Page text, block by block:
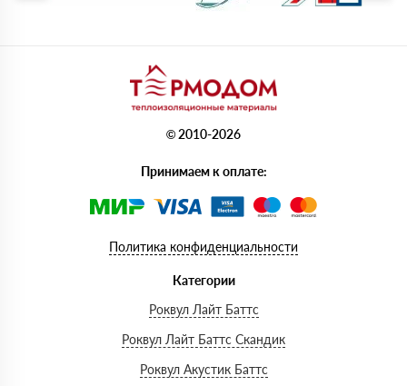
© 2010-2026
Принимаем к оплате:
Политика конфиденциальности
Категории
Роквул Лайт Баттс
Роквул Лайт Баттс Скандик
Роквул Акустик Баттс